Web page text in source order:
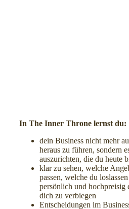
In The Inner Throne lernst du:
dein Business nicht mehr
heraus zu führen, sondern
auszurichten, die du heute
klar zu sehen, welche
passen, welche du
persönlich und hochpreisig
dich zu verbiegen
Entscheidungen im